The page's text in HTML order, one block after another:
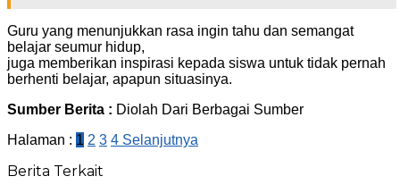
Guru yang menunjukkan rasa ingin tahu dan semangat
belajar seumur hidup,
juga memberikan inspirasi kepada siswa untuk tidak pernah
berhenti belajar, apapun situasinya.
Sumber Berita : Diolah Dari Berbagai Sumber
Halaman : 1 2 3 4 Selanjutnya
Berita Terkait